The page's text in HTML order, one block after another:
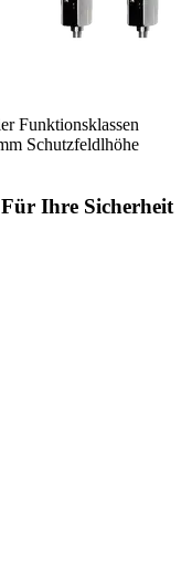
Funktionsklassen
Schutzfeldlhöhe
Ihre Sicherheit